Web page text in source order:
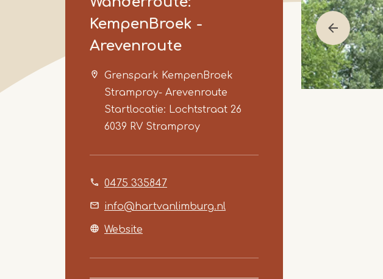
KempenBroek -
Arevenroute
Grenspark KempenBroek
Stramproy- Arevenroute
Startlocatie: Lochtstraat 26
6039 RV Stramproy
0475 335847
info@hartvanlimburg.nl
Website